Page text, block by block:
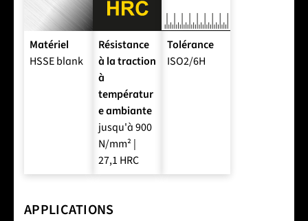
Matériel
HSSE blank
Résistance
à la traction
à
températur
e ambiante
jusqu'à 900
N/mm² |
27,1 HRC
Tolérance
ISO2/6H
APPLICATIONS